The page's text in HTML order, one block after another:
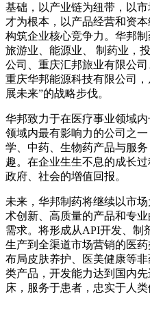
基础，以产业链为纽带，以
才为根本，以产品经营和资
构筑企业核心竞争力。华邦
旅游业、能源业、 制药业，
公司、重庆汇邦旅业有限公
重庆华邦能源科技有限公司
展未来”的战略步伐。
华邦致力于在医疗事业领域
领域内最有影响力的公司之
学、中药、生物药产品与服
趣。在企业生生不息的成长
政府、社会的增值回报。
未来，华邦制药将继续以市
术创新、高质量的产品和专
需求。将形成从API开发、制
生产到全渠道市场营销的医
布局皮肤养护、医美健康等
类产品，开发能力达到国内
床，服务于患者，忠实于人